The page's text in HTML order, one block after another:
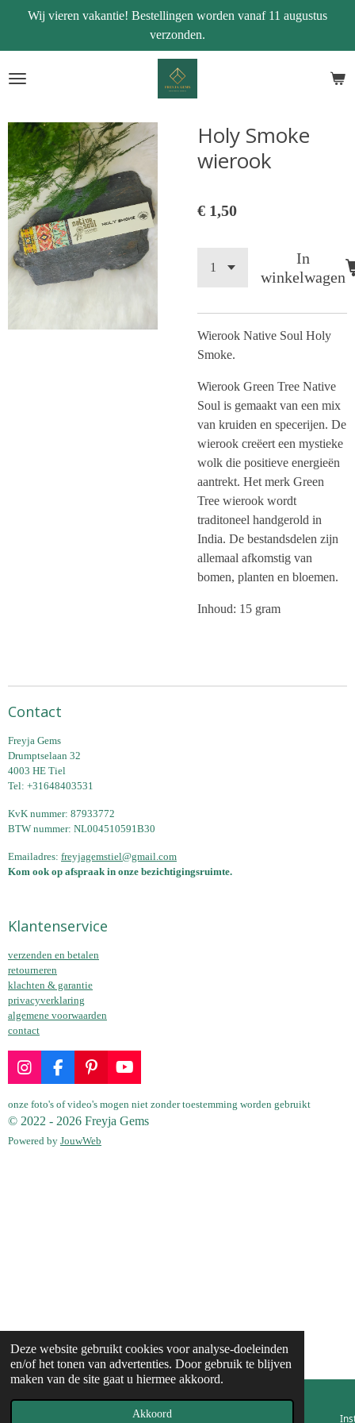
Deze website gebruikt cookies voor analyse-doeleinden
en/of het tonen van advertenties. Door gebruik te blijven
maken van de site gaat u hiermee akkoord.
Akkoord
naar
de
Wij vieren vakantie! Bestellingen worden vanaf 11 augustus
verzonden.
Holy Smoke
wierook
€ 1,50
In
winkelwagen
Wierook Native Soul Holy
Smoke.
Wierook Green Tree Native
Soul is gemaakt van een mix
van kruiden en specerijen. De
wierook creëert een mystieke
wolk die positieve energieën
aantrekt. Het merk Green
Tree wierook wordt
traditoneel handgerold in
India. De bestandsdelen zijn
allemaal afkomstig van
bomen, planten en bloemen.
Inhoud: 15 gram
Contact
Freyja Gems
Drumptselaan 32
4003 HE Tiel
Tel: +31648403531
KvK nummer: 87933772
BTW nummer: NL004510591B30
Emailadres: freyjagemstiel@gmail.com
Kom ook op afspraak in onze bezichtigingsruimte.
Klantenservice
verzenden en betalen
retourneren
klachten & garantie
privacyverklaring
algemene voorwaarden
contact
I
s
t
F
c
e
b
o
P
n
t
e
r
Y
u
T
onze foto's of video's mogen niet zonder toestemming worden gebruikt
© 2022 - 2026 Freyja Gems
Powered by JouwWeb
Telefoonnummer